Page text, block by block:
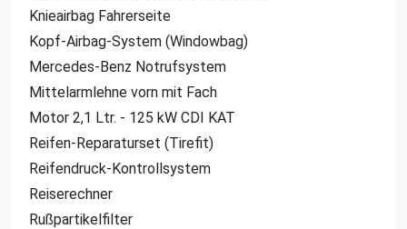
Knieairbag Fahrerseite
Kopf-Airbag-System (Windowbag)
Mercedes-Benz Notrufsystem
Mittelarmlehne vorn mit Fach
Motor 2,1 Ltr. - 125 kW CDI KAT
Reifen-Reparaturset (Tirefit)
Reifendruck-Kontrollsystem
Reiserechner
Rußpartikelfilter